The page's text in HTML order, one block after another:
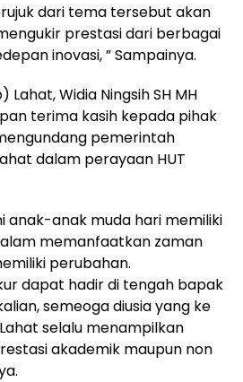
dari tema tersebut akan
prestasi dari berbagai
inovasi, ” Sampainya.
Widia Ningsih SH MH
terima kasih kepada pihak
pemerintah
dalam perayaan HUT
anak-anak muda hari memiliki
memanfaatkan zaman
perubahan.
dapat hadir di tengah bapak
semeoga diusia yang ke
selalu menampilkan
akademik maupun non